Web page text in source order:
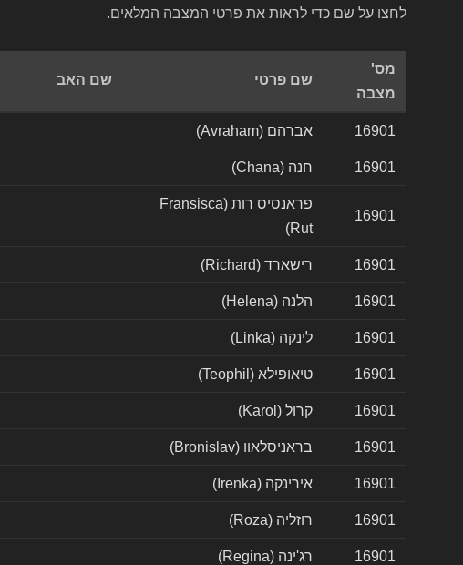
לחצו על שם כדי לראות את פרטי המצבה המלאים.
מס'
מצבה
שם פרטי שם האב
16901 אברהם (Avraham)
16901 חנה (Chana)
16901
פראנסיס רות (Fransisca
Rut)
16901 רישארד (Richard)
16901 הלנה (Helena)
16901 לינקה (Linka)
16901 טיאופילא (Teophil)
16901 קרול (Karol)
16901 בראניסלאוו (Bronislav)
16901 אירינקה (Irenka)
16901 רוזליה (Roza)
16901 רג'ינה (Regina)